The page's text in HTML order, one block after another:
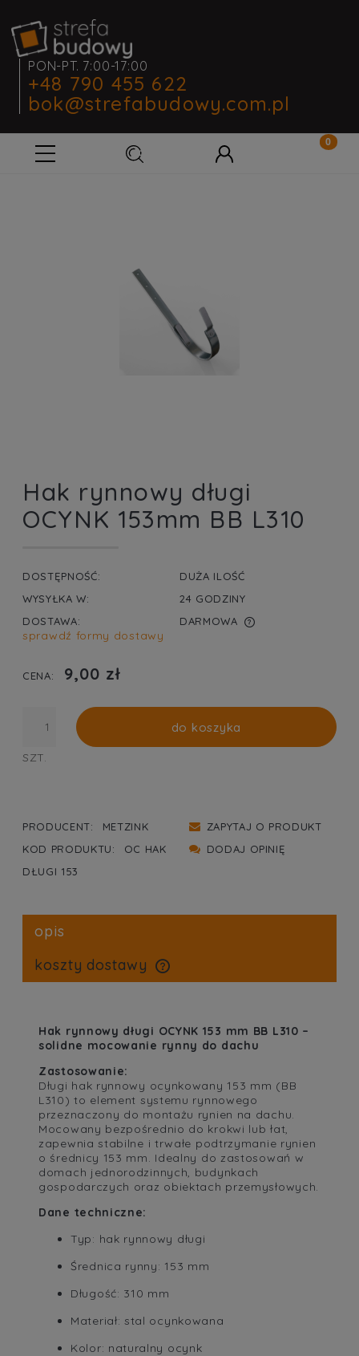
PON-PT. 7:00-17:00
+48 790 455 622
bok@strefabudowy.com.pl
Hak rynnowy długi
OCYNK 153mm BB L310
DOSTĘPNOŚĆ:
DUŻA ILOŚĆ
WYSYŁKA W:
24 GODZINY
DOSTAWA:
DARMOWA
CENA NIE ZAWIERA EWENTUALNYCH KOSZTÓW
sprawdź formy dostawy
CENA: 9,00 zł
SZT.
do koszyka
PRODUCENT:
METZINK
KOD PRODUKTU:
OC HAK
DŁUGI 153
ZAPYTAJ O PRODUKT
DODAJ OPINIĘ
opis
koszty dostawy
Hak rynnowy długi OCYNK 153 mm BB L310 –
solidne mocowanie rynny do dachu
Zastosowanie:
Długi hak rynnowy ocynkowany 153 mm (BB
L310) to element systemu rynnowego
przeznaczony do montażu rynien na dachu.
Mocowany bezpośrednio do krokwi lub łat,
zapewnia stabilne i trwałe podtrzymanie rynien
o średnicy 153 mm. Idealny do zastosowań w
domach jednorodzinnych, budynkach
gospodarczych oraz obiektach przemysłowych.
Dane techniczne:
Typ: hak rynnowy długi
Średnica rynny: 153 mm
Długość: 310 mm
Materiał: stal ocynkowana
Kolor: naturalny ocynk